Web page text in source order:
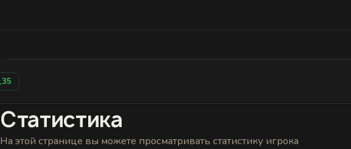
35
Статистика
На этой странице вы можете просматривать статистику игрока